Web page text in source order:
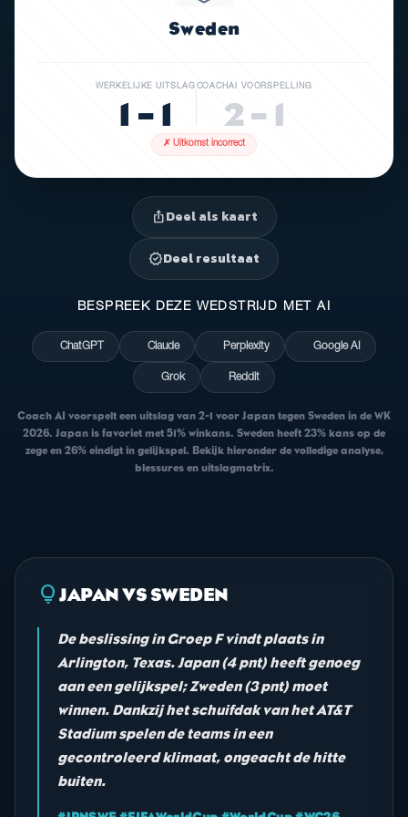
Sweden
WERKELIJKE UITSLAG
1 – 1
COACHAI VOORSPELLING
2 – 1
✗ Uitkomst incorrect
ios_shareDeel als kaart
verifiedDeel resultaat
BESPREEK DEZE WEDSTRIJD MET AI
ChatGPT Claude Perplexity Google AI
Grok Reddit
Coach AI voorspelt een uitslag van 2-1 voor Japan tegen Sweden in de WK
2026. Japan is favoriet met 51% winkans. Sweden heeft 23% kans op de
zege en 26% eindigt in gelijkspel. Bekijk hieronder de volledige analyse,
blessures en uitslagmatrix.
lightbulb JAPAN VS SWEDEN
De beslissing in Groep F vindt plaats in
Arlington, Texas. Japan (4 pnt) heeft genoeg
aan een gelijkspel; Zweden (3 pnt) moet
winnen. Dankzij het schuifdak van het AT&T
Stadium spelen de teams in een
gecontroleerd klimaat, ongeacht de hitte
buiten.